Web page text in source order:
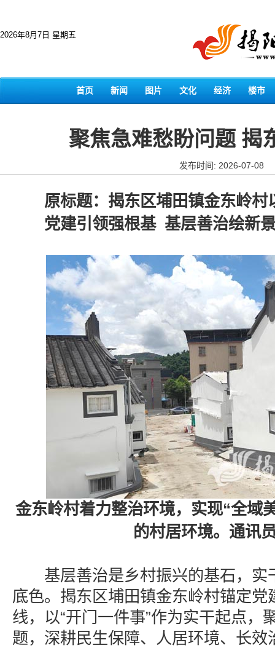
2026年8月7日 星期五
首页 新闻 图片 文化 经济 楼市
聚焦急难愁盼问题 揭
发布时间: 2026-07-08
原标题：揭东区埔田镇金东岭村
党建引领强根基 基层善治绘新
金东岭村着力整治环境，实现“全域
的村居环境。通讯
基层善治是乡村振兴的基石，实
底色。揭东区埔田镇金东岭村锚定党
线，以“开门一件事”作为实干起点，
题，深耕民生保障、人居环境、长效